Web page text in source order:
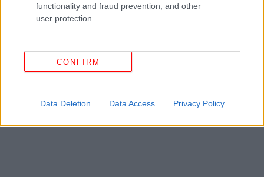
functionality and fraud prevention, and other
user protection.
CONFIRM
Data Deletion Data Access Privacy Policy